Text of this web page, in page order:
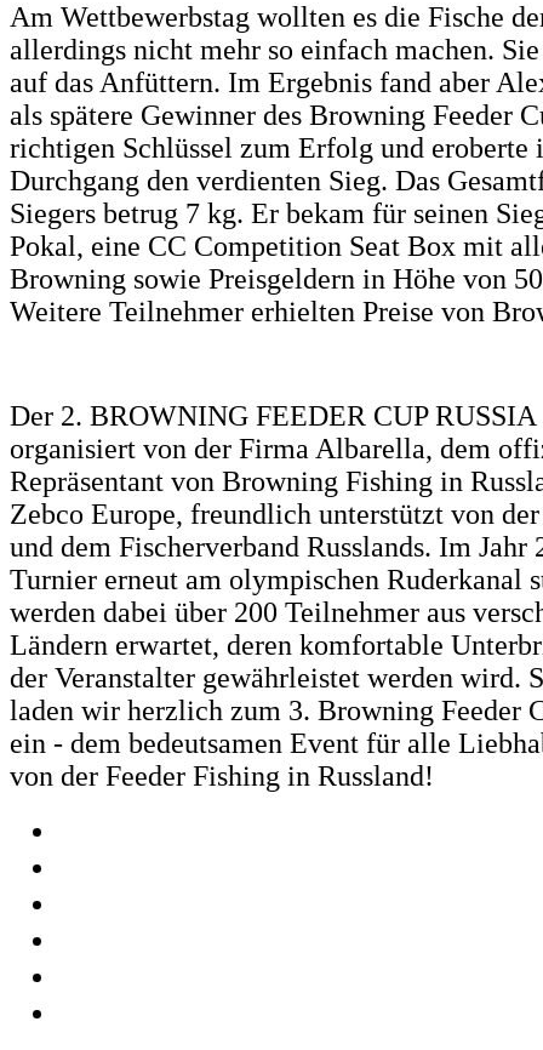
Am Wettbewerbstag wollten es die Fische
allerdings nicht mehr so einfach machen.
auf das Anfüttern. Im Ergebnis fand aber
als spätere Gewinner des Browning Feeder
richtigen Schlüssel zum Erfolg und eroberte
Durchgang den verdienten Sieg. Das
Siegers betrug 7 kg. Er bekam für seinen
Pokal, eine CC Competition Seat Box mit
Browning sowie Preisgeldern in Höhe von
Weitere Teilnehmer erhielten Preise von
Der 2. BROWNING FEEDER CUP RUSSIA
organisiert von der Firma Albarella, dem
Repräsentant von Browning Fishing in
Zebco Europe, freundlich unterstützt von
und dem Fischerverband Russlands. Im Jahr
Turnier erneut am olympischen Ruderkanal
werden dabei über 200 Teilnehmer aus
Ländern erwartet, deren komfortable
der Veranstalter gewährleistet werden wird.
laden wir herzlich zum 3. Browning Feeder
ein - dem bedeutsamen Event für alle
von der Feeder Fishing in Russland!